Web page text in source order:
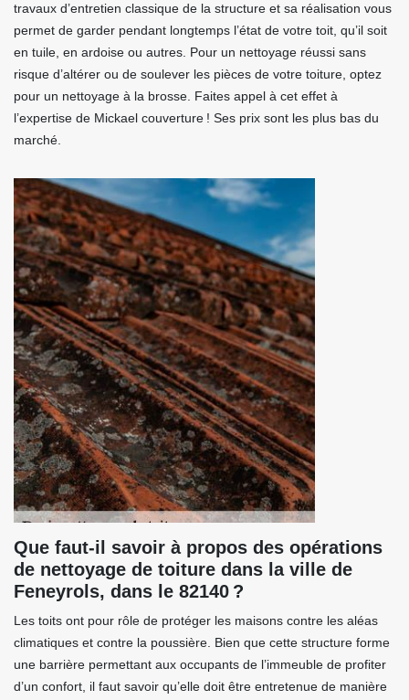
travaux d’entretien classique de la structure et sa réalisation vous
permet de garder pendant longtemps l’état de votre toit, qu’il soit
en tuile, en ardoise ou autres. Pour un nettoyage réussi sans
risque d’altérer ou de soulever les pièces de votre toiture, optez
pour un nettoyage à la brosse. Faites appel à cet effet à
l’expertise de Mickael couverture ! Ses prix sont les plus bas du
marché.
Que faut-il savoir à propos des opérations
de nettoyage de toiture dans la ville de
Feneyrols, dans le 82140 ?
Les toits ont pour rôle de protéger les maisons contre les aléas
climatiques et contre la poussière. Bien que cette structure forme
une barrière permettant aux occupants de l’immeuble de profiter
d’un confort, il faut savoir qu’elle doit être entretenue de manière